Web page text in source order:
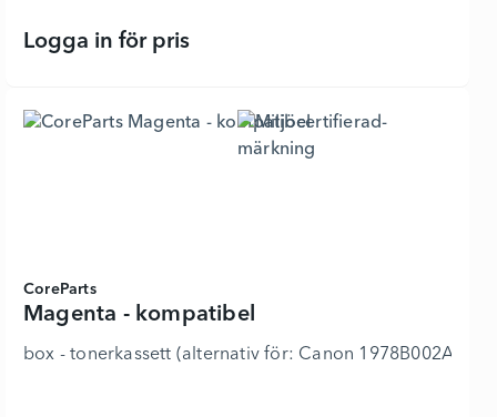
Logga in för prisSvart - kompatibel - 6326064 - Lägg
CoreParts
Magenta - kompatibel
box - tonerkassett (alternativ för: Canon 1978B002AA) -